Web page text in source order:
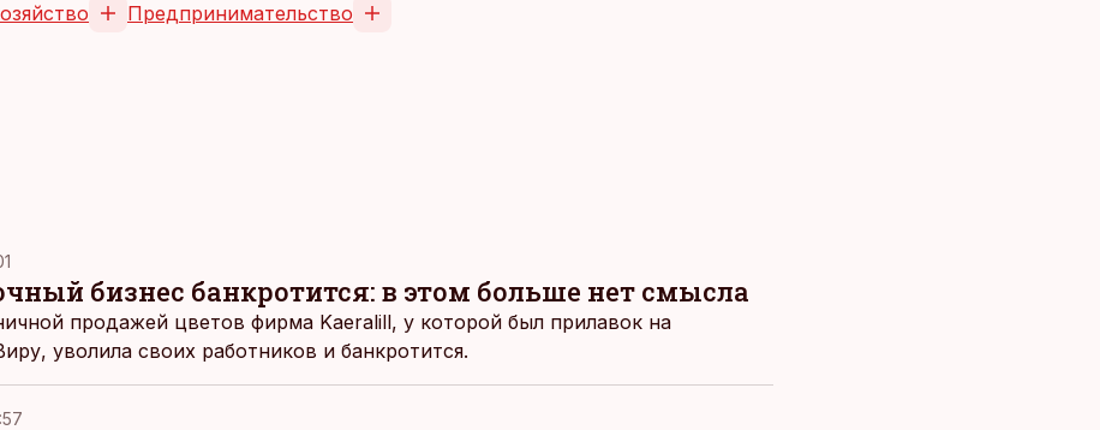
Предпринимательство
бизнес банкротится: в этом больше нет смысла
продажей цветов фирма Kaeralill, у которой был прилавок на
уволила своих работников и банкротится.